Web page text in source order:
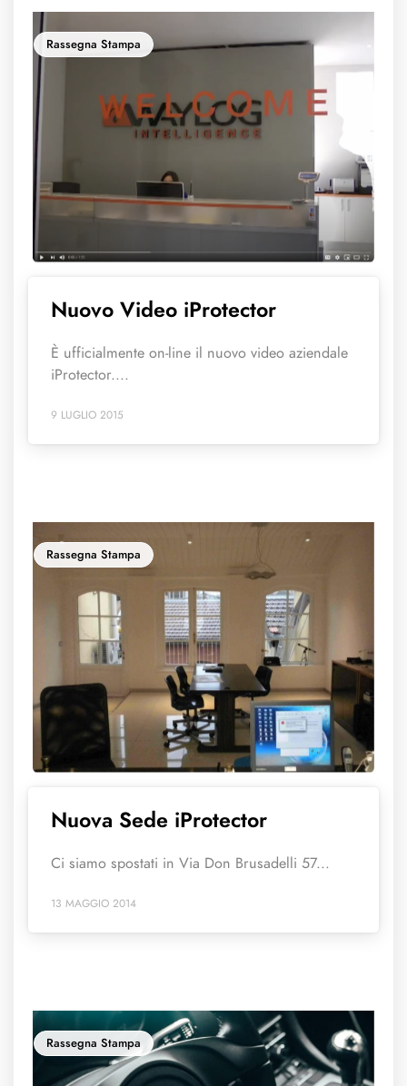
Rassegna Stampa
Nuovo Video iProtector
È ufficialmente on-line il nuovo video aziendale
iProtector....
9 LUGLIO 2015
Rassegna Stampa
Nuova Sede iProtector
Ci siamo spostati in Via Don Brusadelli 57...
13 MAGGIO 2014
Rassegna Stampa